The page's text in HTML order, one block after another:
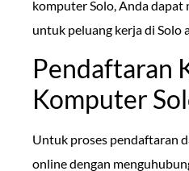
komputer Solo, Anda dapat
untuk peluang kerja di Solo
Pendaftaran
Komputer
Untuk proses pendaftaran
online dengan